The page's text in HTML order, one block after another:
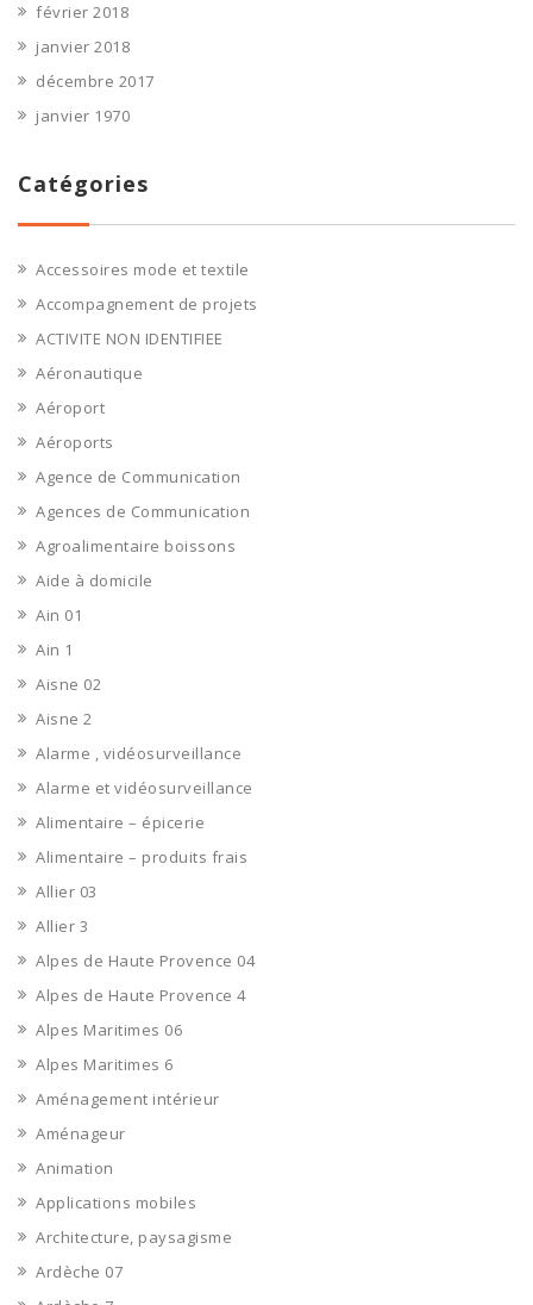
février 2018
janvier 2018
décembre 2017
janvier 1970
Catégories
Accessoires mode et textile
Accompagnement de projets
ACTIVITE NON IDENTIFIEE
Aéronautique
Aéroport
Aéroports
Agence de Communication
Agences de Communication
Agroalimentaire boissons
Aide à domicile
Ain 01
Ain 1
Aisne 02
Aisne 2
Alarme , vidéosurveillance
Alarme et vidéosurveillance
Alimentaire – épicerie
Alimentaire – produits frais
Allier 03
Allier 3
Alpes de Haute Provence 04
Alpes de Haute Provence 4
Alpes Maritimes 06
Alpes Maritimes 6
Aménagement intérieur
Aménageur
Animation
Applications mobiles
Architecture, paysagisme
Ardèche 07